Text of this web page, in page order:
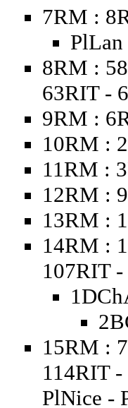
7RM :
8RM :
63RIT -
9RM :
10RM :
11RM :
12RM :
13RM :
14RM :
107RIT
15RM :
114RIT
PlNice -